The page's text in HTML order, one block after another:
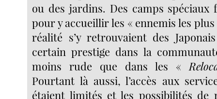
ou des jardins. Des camps spéciaux
pour y accueillir les « ennemis les
réalité s’y retrouvaient des
certain prestige dans la
moins rude que dans les «
Pourtant là aussi, l’accès aux
étaient limités et les possibilités de